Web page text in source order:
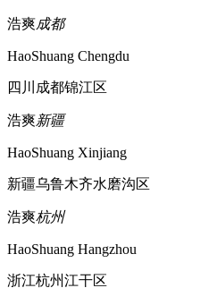
浩爽成都
HaoShuang Chengdu
四川成都锦江区
浩爽新疆
HaoShuang Xinjiang
新疆乌鲁木齐水磨沟区
浩爽杭州
HaoShuang Hangzhou
浙江杭州江干区